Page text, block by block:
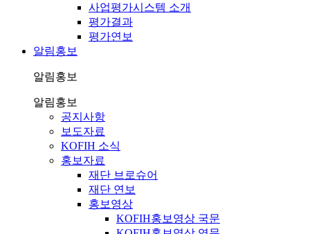
사업평가시스템 소개
평가결과
평가연보
알림홍보
알림홍보
알림홍보
공지사항
보도자료
KOFIH 소식
홍보자료
재단 브로슈어
재단 연보
홍보영상
KOFIH홍보영상 국문